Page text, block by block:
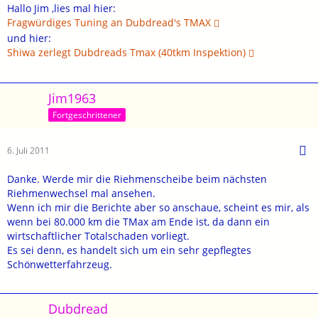
Hallo Jim ,lies mal hier:
Fragwürdiges Tuning an Dubdread's TMAX
und hier:
Shiwa zerlegt Dubdreads Tmax (40tkm Inspektion)
Jim1963
Fortgeschrittener
6. Juli 2011
Danke. Werde mir die Riehmenscheibe beim nächsten
Riehmenwechsel mal ansehen.
Wenn ich mir die Berichte aber so anschaue, scheint es mir, als
wenn bei 80.000 km die TMax am Ende ist, da dann ein
wirtschaftlicher Totalschaden vorliegt.
Es sei denn, es handelt sich um ein sehr gepflegtes
Schönwetterfahrzeug.
Dubdread